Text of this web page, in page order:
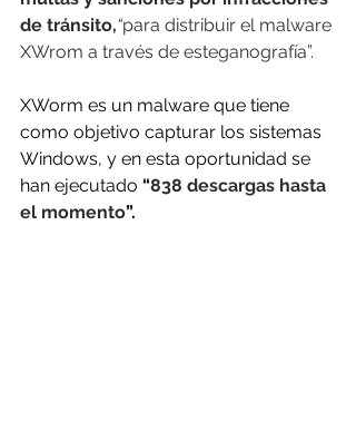
de tránsito,“para distribuir el malware
XWrom a través de esteganografía”.
XWorm es un malware que tiene
como objetivo capturar los sistemas
Windows, y en esta oportunidad se
han ejecutado “838 descargas hasta
el momento”.